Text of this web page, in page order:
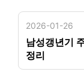
2026-01-26
남성갱년기
정리